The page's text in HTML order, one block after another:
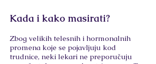
Kada i kako masirati?
Zbog velikih telesnih i hormonalnih
promena koje se pojavljuju kod
trudnice, neki lekari ne preporučuju